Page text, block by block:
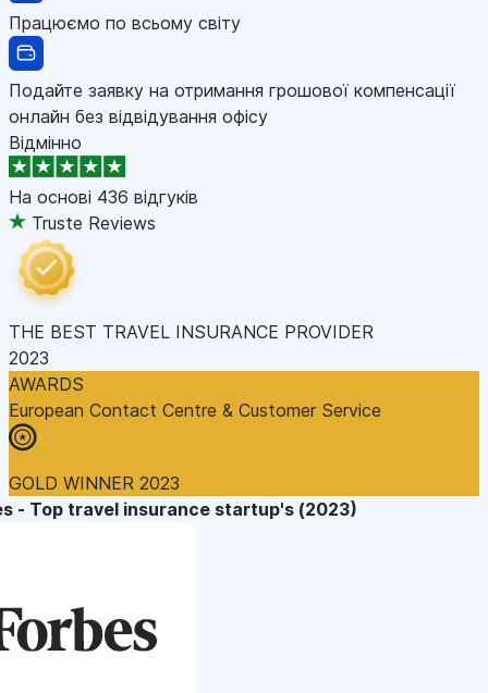
Працюємо по всьому світу
Подайте заявку на отримання грошової компенсації
онлайн без відвідування офісу
Відмінно
На основі 436 відгуків
Truste Reviews
THE BEST TRAVEL INSURANCE PROVIDER
2023
AWARDS
European Contact Centre & Customer Service
GOLD WINNER 2023
- Top travel insurance startup's (2023)